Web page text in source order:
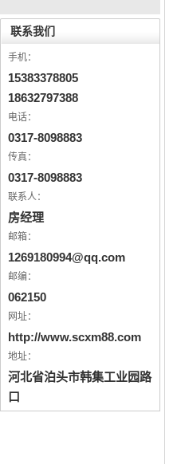
联系我们
手机：
15383378805
18632797388
电话：
0317-8098883
传真：
0317-8098883
联系人：
房经理
邮箱：
1269180994@qq.com
邮编：
062150
网址：
http://www.scxm88.com
地址：
河北省泊头市韩集工业园路
口